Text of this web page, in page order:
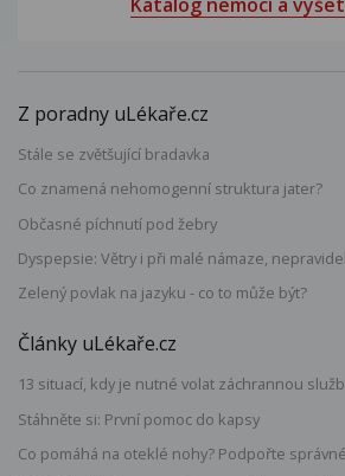
Z poradny uLékaře.cz
Stále se zvětšující bradavka
Co znamená nehomogenní struktura jater?
Občasné píchnutí pod žebry
Dyspepsie: Větry i při malé námaze,
Zelený povlak na jazyku - co to může být?
Články uLékaře.cz
13 situací, kdy je nutné volat záchrannou
Stáhněte si: První pomoc do kapsy
Co pomáhá na oteklé nohy? Podpořte